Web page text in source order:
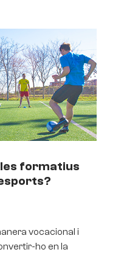
formatius
vocacional i
ho en la